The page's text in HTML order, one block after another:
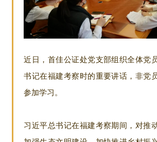
近日，首佳公证处党支部组织全体党
书记在福建考察时的重要讲话，非党
参加学习。
习近平总书记在福建考察期间，对推